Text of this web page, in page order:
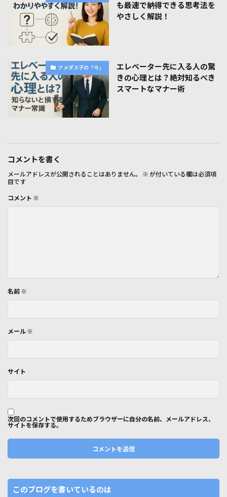
も最速で納得できる思考法を
やさしく解説！
アメダス子の「今」
エレベーター先に入る人の驚
きの心理とは？絶対知るべき
スマートなマナー術
コメントを書く
メールアドレスが公開されることはありません。 ※ が付いている欄は必須項
目です
コメント ※
名前 ※
メール ※
サイト
次回のコメントで使用するためブラウザーに自分の名前、メールアドレス、
サイトを保存する。
このブログを書いているのは